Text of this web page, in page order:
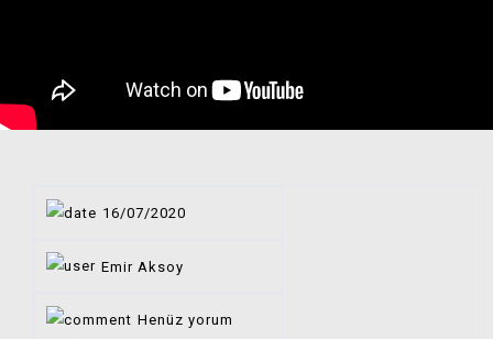
16/07/2020
Emir Aksoy
Henüz yorum